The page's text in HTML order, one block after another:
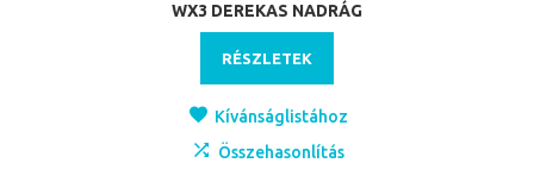
WX3 DEREKAS NADRÁG
RÉSZLETEK
Kívánságlistához
Összehasonlítás